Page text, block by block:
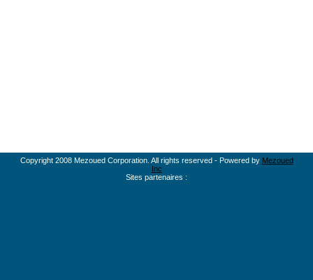
Copyright 2008 Mezoued Corporation. All rights reserved - Powered by Mezoued
Inc
Sites partenaires :